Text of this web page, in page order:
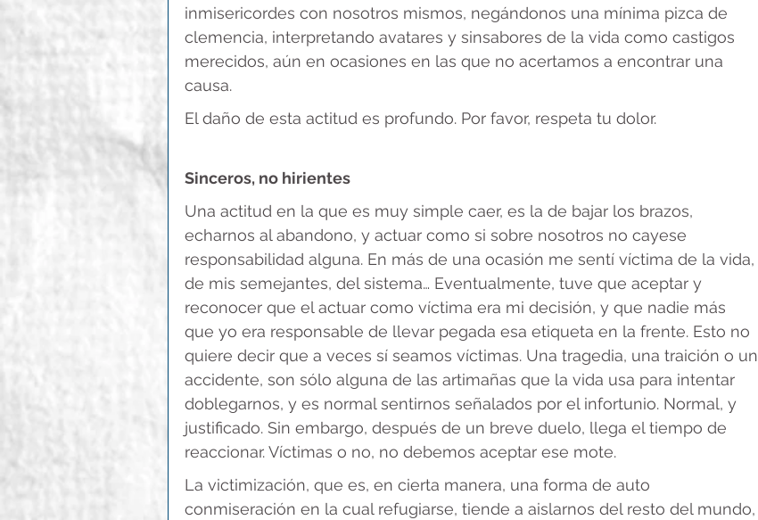
inmisericordes con nosotros mismos, negándonos una mínima pizca de
clemencia, interpretando avatares y sinsabores de la vida como castigos
merecidos, aún en ocasiones en las que no acertamos a encontrar una
causa.
El daño de esta actitud es profundo. Por favor, respeta tu dolor.
Sinceros, no hirientes
Una actitud en la que es muy simple caer, es la de bajar los brazos,
echarnos al abandono, y actuar como si sobre nosotros no cayese
responsabilidad alguna. En más de una ocasión me sentí víctima de la vida,
de mis semejantes, del sistema… Eventualmente, tuve que aceptar y
reconocer que el actuar como víctima era mi decisión, y que nadie más
que yo era responsable de llevar pegada esa etiqueta en la frente. Esto no
quiere decir que a veces sí seamos víctimas. Una tragedia, una traición o un
accidente, son sólo alguna de las artimañas que la vida usa para intentar
doblegarnos, y es normal sentirnos señalados por el infortunio. Normal, y
justificado. Sin embargo, después de un breve duelo, llega el tiempo de
reaccionar. Víctimas o no, no debemos aceptar ese mote.
La victimización, que es, en cierta manera, una forma de auto
conmiseración en la cual refugiarse, tiende a aislarnos del resto del mundo,